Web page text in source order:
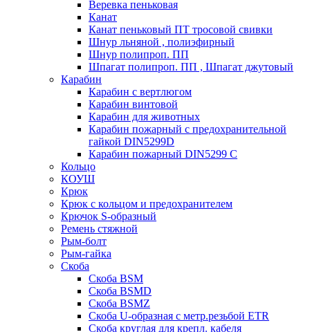
Веревка пеньковая
Канат
Канат пеньковый ПТ тросовой свивки
Шнур льняной , полиэфирный
Шнур полипроп. ПП
Шпагат полипроп. ПП , Шпагат джутовый
Карабин
Карабин c вертлюгом
Карабин винтовой
Карабин для животных
Карабин пожарный c предохранительной
гайкой DIN5299D
Карабин пожарный DIN5299 C
Кольцо
КОУШ
Крюк
Крюк с кольцом и предохранителем
Крючок S-образный
Ремень стяжной
Рым-болт
Рым-гайка
Скоба
Скоба BSM
Скоба BSMD
Скоба BSMZ
Скоба U-образная с метр.резьбой ETR
Скоба круглая для крепл. кабеля